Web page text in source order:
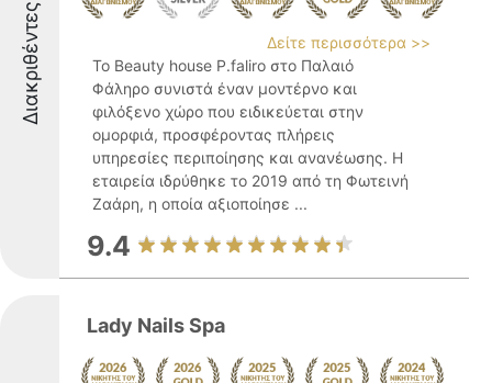
Διακριθέντες
Δείτε περισσότερα >>
Το Beauty house P.faliro στο Παλαιό
Φάληρο συνιστά έναν μοντέρνο και
φιλόξενο χώρο που ειδικεύεται στην
ομορφιά, προσφέροντας πλήρεις
υπηρεσίες περιποίησης και ανανέωσης. Η
εταιρεία ιδρύθηκε το 2019 από τη Φωτεινή
Ζαάρη, η οποία αξιοποίησε ...
9.4
Lady Nails Spa